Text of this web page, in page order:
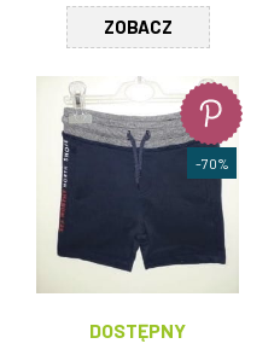
ZOBACZ
DOSTĘPNY
-70%